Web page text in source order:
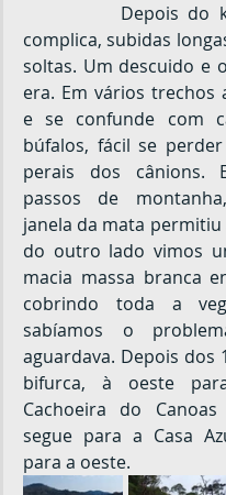
complica, subidas
soltas. Um descuido e
era. Em vários trechos
e se confunde com
búfalos, fácil se
perais dos cânions.
passos de
janela da mata permitiu
do outro lado vimos
macia massa branca
cobrindo toda a
sabíamos o
aguardava. Depois dos
bifurca, à oeste
Cachoeira do
segue para a Casa
para a oeste.